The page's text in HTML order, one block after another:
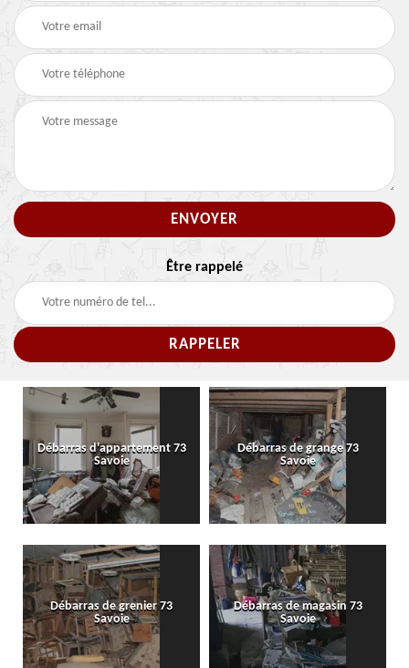
Être rappelé
Débarras d'appartement 73
Savoie
Débarras de grange 73
Savoie
Débarras de grenier 73
Savoie
Débarras de magasin 73
Savoie